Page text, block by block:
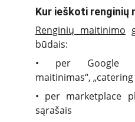
Kur ieškoti renginių
Renginių maitinimo
būdais:
• per Google
maitinimas“, „catering
• per marketplace
sąrašais